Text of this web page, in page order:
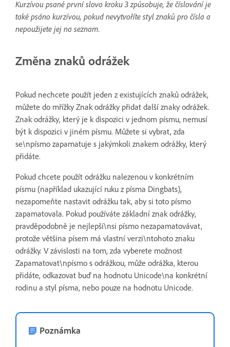
Kurzívou psané první slovo kroku 3 způsobuje, že číslování je
také psáno kurzívou, pokud nevytvoříte styl znaků pro čísla a
nepoužijete jej na seznam.
Změna znaků odrážek
Pokud nechcete použít jeden z existujících znaků odrážek,
můžete do mřížky Znak odrážky přidat další znaky odrážek.
Znak odrážky, který je k dispozici v jednom písmu, nemusí
být k dispozici v jiném písmu. Můžete si vybrat, zda
se\npísmo zapamatuje s jakýmkoli znakem odrážky, který
přidáte.
Pokud chcete použít odrážku nalezenou v konkrétním
písmu (například ukazující ruku z písma Dingbats),
nezapomeňte nastavit odrážku tak, aby si toto písmo
zapamatovala. Pokud používáte základní znak odrážky,
pravděpodobně je nejlepší\nsi písmo nezapamatovávat,
protože většina písem má vlastní verzi\ntohoto znaku
odrážky. V závislosti na tom, zda vyberete možnost
Zapamatovat\npísmo s odrážkou, může odrážka, kterou
přidáte, odkazovat buď na hodnotu Unicode\na konkrétní
rodinu a styl písma, nebo pouze na hodnotu Unicode.
Poznámka